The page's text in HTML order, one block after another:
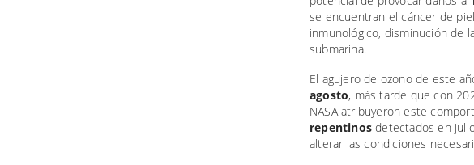
se encuentran el cáncer de
inmunológico, disminución de
submarina.
El agujero de ozono de este
agosto, más tarde que con
NASA atribuyeron este
repentinos detectados en
alterar las condiciones